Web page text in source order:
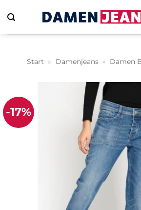
Inhalt
springen
Start » Damenjeans » Damen
-17%